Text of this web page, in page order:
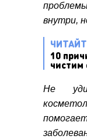
внутри,
10
чистим
Не